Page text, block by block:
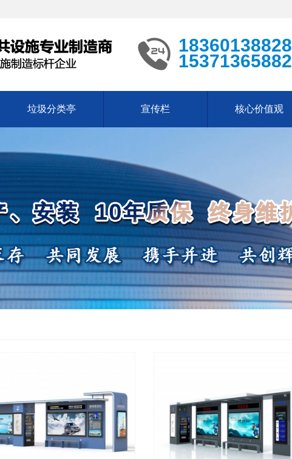
18360138828
15371365882
垃圾分类亭 宣传栏 核心价值观